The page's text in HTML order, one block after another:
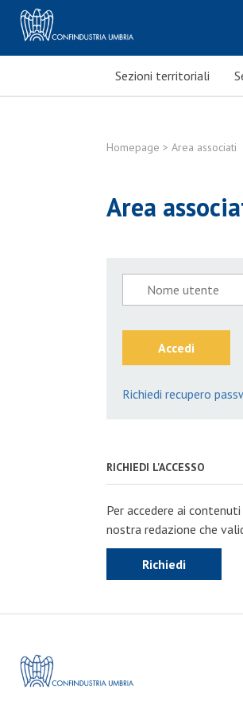
Sezioni territoriali
Homepage > Area associati
Area
Accedi
Richiedi recupero
RICHIEDI L'ACCESSO
Per accedere ai
nostra redazione che
Richiedi